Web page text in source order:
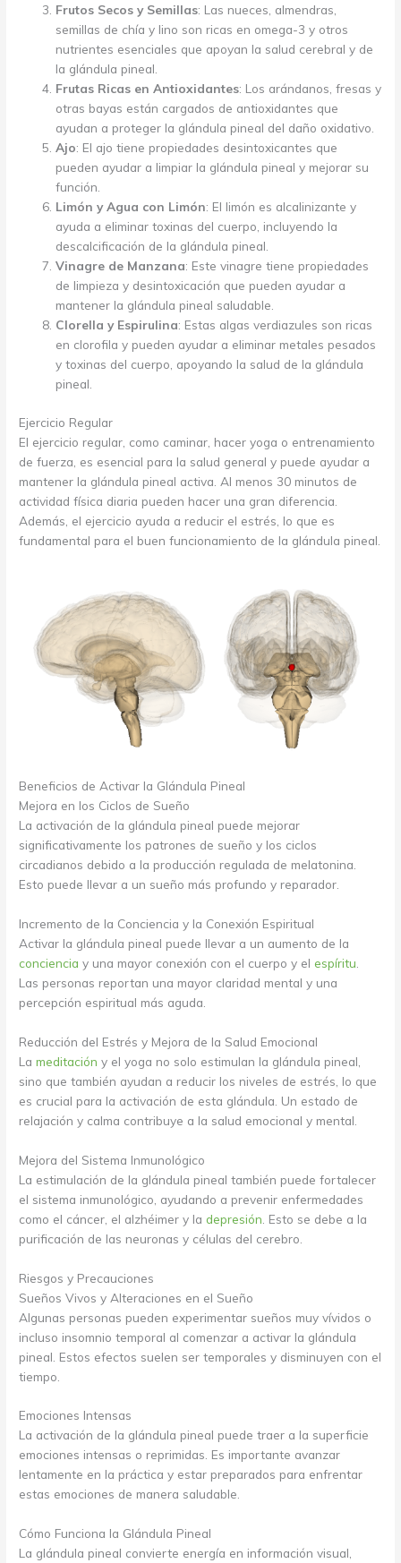
Frutos Secos y Semillas: Las nueces, almendras,
semillas de chía y lino son ricas en omega-3 y otros
nutrientes esenciales que apoyan la salud cerebral y de
la glándula pineal.
Frutas Ricas en Antioxidantes: Los arándanos, fresas y
otras bayas están cargados de antioxidantes que
ayudan a proteger la glándula pineal del daño oxidativo.
Ajo: El ajo tiene propiedades desintoxicantes que
pueden ayudar a limpiar la glándula pineal y mejorar su
función.
Limón y Agua con Limón: El limón es alcalinizante y
ayuda a eliminar toxinas del cuerpo, incluyendo la
descalcificación de la glándula pineal.
Vinagre de Manzana: Este vinagre tiene propiedades
de limpieza y desintoxicación que pueden ayudar a
mantener la glándula pineal saludable.
Clorella y Espirulina: Estas algas verdiazules son ricas
en clorofila y pueden ayudar a eliminar metales pesados
y toxinas del cuerpo, apoyando la salud de la glándula
pineal.
Ejercicio Regular
El ejercicio regular, como caminar, hacer yoga o entrenamiento
de fuerza, es esencial para la salud general y puede ayudar a
mantener la glándula pineal activa. Al menos 30 minutos de
actividad física diaria pueden hacer una gran diferencia.
Además, el ejercicio ayuda a reducir el estrés, lo que es
fundamental para el buen funcionamiento de la glándula pineal.
Beneficios de Activar la Glándula Pineal
Mejora en los Ciclos de Sueño
La activación de la glándula pineal puede mejorar
significativamente los patrones de sueño y los ciclos
circadianos debido a la producción regulada de melatonina.
Esto puede llevar a un sueño más profundo y reparador.
Incremento de la Conciencia y la Conexión Espiritual
Activar la glándula pineal puede llevar a un aumento de la
conciencia y una mayor conexión con el cuerpo y el espíritu
Las personas reportan una mayor claridad mental y una
percepción espiritual más aguda.
Reducción del Estrés y Mejora de la Salud Emocional
Lameditación y el yoga no solo estimulan la glándula pineal,
sino que también ayudan a reducir los niveles de estrés, lo que
es crucial para la activación de esta glándula. Un estado de
relajación y calma contribuye a la salud emocional y mental.
Mejora del Sistema Inmunológico
La estimulación de la glándula pineal también puede fortalecer
el sistema inmunológico, ayudando a prevenir enfermedades
como el cáncer, el alzhéimer y ladepresión . Esto se debe a la
purificación de las neuronas y células del cerebro.
Riesgos y Precauciones
Sueños Vivos y Alteraciones en el Sueño
Algunas personas pueden experimentar sueños muy vívidos o
incluso insomnio temporal al comenzar a activar la glándula
pineal. Estos efectos suelen ser temporales y disminuyen con el
tiempo.
Emociones Intensas
La activación de la glándula pineal puede traer a la superficie
emociones intensas o reprimidas. Es importante avanzar
lentamente en la práctica y estar preparados para enfrentar
estas emociones de manera saludable.
Cómo Funciona la Glándula Pineal
La glándula pineal convierte energía en información visual,